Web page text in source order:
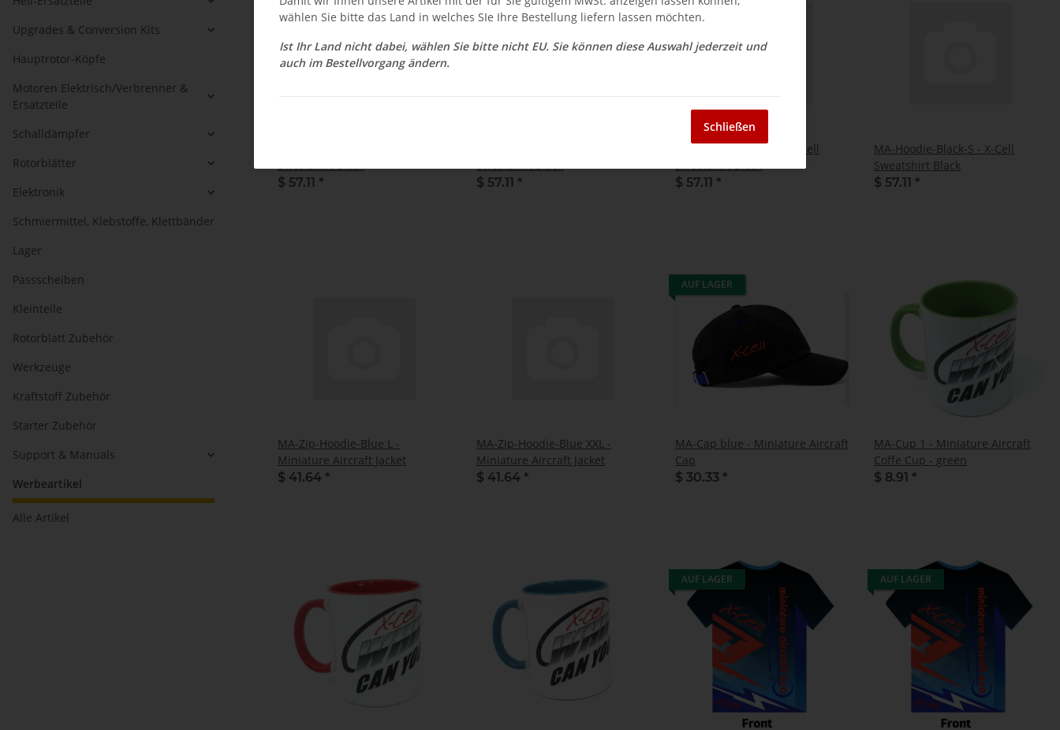
Sweatshirt Black
$ 57.11 *
Sweatshirt Black
$ 57.11 *
MA-Hoodie-Black-M - X-Cell
Sweatshirt Black
$ 57.11 *
MA-Hoodie-Black-S - X-Cell
Sweatshirt Black
$ 57.11 *
MA-Zip-Hoodie-Blue L -
Miniature Aircraft Jacket
$ 41.64 *
MA-Zip-Hoodie-Blue XXL -
Miniature Aircraft Jacket
$ 41.64 *
AUF LAGER
MA-Cap blue - Miniature Aircraft
Cap
$ 30.33 *
MA-Cup 1 - Miniature Aircraft
Coffe Cup - green
$ 8.91 *
AUF LAGER AUF LAGER
Upgrades & Conversion Kits
Hauptrotor-Köpfe
Motoren Elektrisch/Verbrenner &
Ersatzteile
Schalldämpfer
Rotorblätter
Elektronik
Schmiermittel, Klebstoffe, Klettbänder
Lager
Passscheiben
Kleinteile
Rotorblatt Zubehör
Werkzeuge
Kraftstoff Zubehör
Starter Zubehör
Support & Manuals
Werbeartikel
Alle Artikel
wählen Sie bitte das Land in welches SIe Ihre Bestellung liefern lassen möchten.
Ist Ihr Land nicht dabei, wählen Sie bitte nicht EU. Sie können diese Auswahl jederzeit und
auch im Bestellvorgang ändern.
Schließen